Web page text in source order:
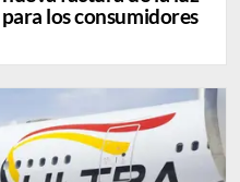
los consumidores